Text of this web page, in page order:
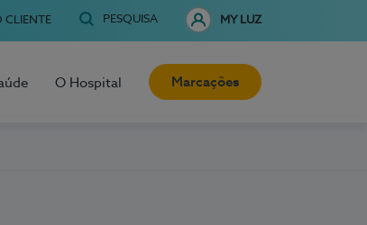
CLIENTE PESQUISA MY LUZ
O Hospital Marcações